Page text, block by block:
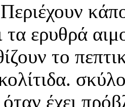
τα ερυθρά
το
έχει